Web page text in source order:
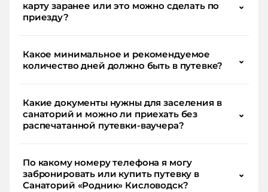
карту заранее или это можно сделать по
приезду?
⌄
Какое минимальное и рекомендуемое
количество дней должно быть в путевке?
⌄
Какие документы нужны для заселения в
санаторий и можно ли приехать без
распечатанной путевки-ваучера?
⌄
По какому номеру телефона я могу
забронировать или купить путевку в
Санаторий «Родник» Кисловодск?
⌄